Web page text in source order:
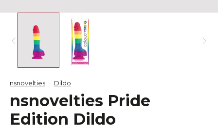
nsnovelties Dildo
nsnovelties Pride
Edition Dildo